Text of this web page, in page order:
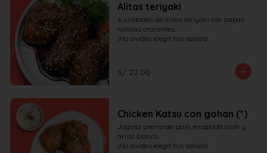
Alitas teriyaki
6 unidades de alitas teriyaki con papas
nativas crocantes.
¡No olvides elegir tus salsas!
S/ 22.00
Chicken Katsu con gohan (*)
Jugosa pierna de pollo, ensalada oishi y
arroz blanco.
¡No olvides elegir tus salsas!